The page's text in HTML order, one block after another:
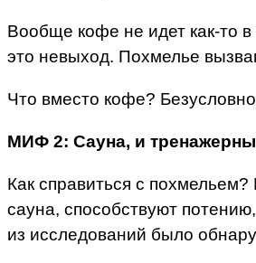
Вообще кофе не идет как-то
это невыход. Похмелье
Что вместо кофе?
МИФ 2: Сауна, и
Как справиться с
сауна, способствуют
из исследований было